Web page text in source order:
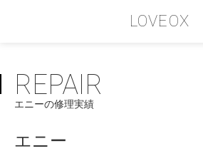
LOVEOX
PHILOSOPHY
フィロソフィー
COMPANY PROFILE
REPAIR
エニーの修理実績
エニー